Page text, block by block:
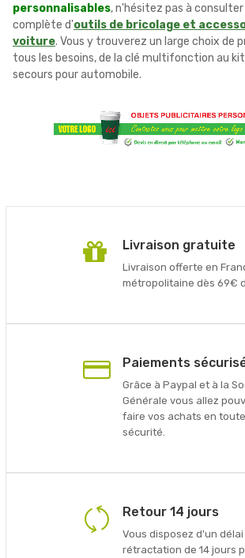
personnalisables, n'hésitez pas à
complète d'outils de bricolage et
voiture. Vous y trouverez un large choix de
tous les besoins, de la clé multifonction au
secours pour automobile.
Livraison gratuite
Livraison offerte en
métropolitaine dès 69€
Paiements
Grâce à Paypal et à la
Générale vous allez
faire vos achats en toute
sécurité.
Retour 14 jours
Vous disposez d'un délai
rétractation de 14 jours